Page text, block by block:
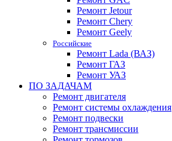
Ремонт Jetour
Ремонт Chery
Ремонт Geely
Российские
Ремонт Lada (ВАЗ)
Ремонт ГАЗ
Ремонт УАЗ
ПО ЗАДАЧАМ
Ремонт двигателя
Ремонт системы охлаждения
Ремонт подвески
Ремонт трансмиссии